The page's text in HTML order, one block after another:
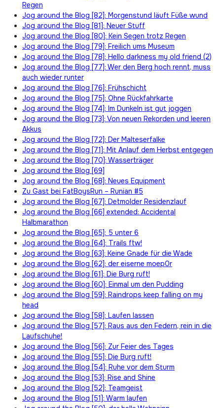
Regen
Jog around the Blog [82]: Morgenstund läuft Füße wund
Jog around the Blog [81]: Neuer Stuff
Jog around the Blog [80]: Kein Segen trotz Regen
Jog around the Blog [79]: Freilich ums Museum
Jog around the Blog [78]: Hello darkness my old friend (2)
Jog around the Blog [77]: Wer den Berg hoch rennt, muss
auch wieder runter
Jog around the Blog [76]: Frühschicht
Jog around the Blog [75]: Ohne Rückfahrkarte
Jog around the Blog [74]: Im Dunkeln ist gut joggen
Jog around the Blog [73]: Von neuen Rekorden und leeren
Akkus
Jog around the Blog [72]: Der Malteserfalke
Jog around the Blog [71]: Mit Anlauf dem Herbst entgegen
Jog around the Blog [70]: Wasserträger
Jog around the Blog [69]
Jog around the Blog [68]: Neues Equipment
Zu Gast bei FatBoysRun – Runian #5
Jog around the Blog [67]: Detmolder Residenzlauf
Jog around the Blog [66] extended: Accidental
Halbmarathon
Jog around the Blog [65]: 5 unter 6
Jog around the Blog [64]: Trails ftw!
Jog around the Blog [63]: Keine Gnade für die Wade
Jog around the Blog [62]: der eiserne moep0r
Jog around the Blog [61]: Die Burg ruft!
Jog around the Blog [60]: Einmal um den Pudding
Jog around the Blog [59]: Raindrops keep falling on my
head
Jog around the Blog [58]: Laufen lassen
Jog around the Blog [57]: Raus aus den Federn, rein in die
Laufschuhe!
Jog around the Blog [56]: Zur Feier des Tages
Jog around the Blog [55]: Die Burg ruft!
Jog around the Blog [54]: Ruhe vor dem Sturm
Jog around the Blog [53]: Rise and Shine
Jog around the Blog [52]: Teamgeist
Jog around the Blog [51]: Warm laufen